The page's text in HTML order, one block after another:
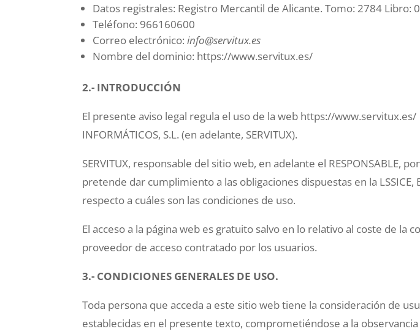
Datos registrales: Registro Mercantil de Alicante. Tomo: 2784 Libro:
Teléfono: 966160600
Correo electrónico:info@servitux.es
Nombre del dominio: https://www.servitux.es/
2.- INTRODUCCIÓN
El presente aviso legal regula el uso de la web https://www.servitux.es/
INFORMÁTICOS, S.L. (en adelante, SERVITUX).
SERVITUX, responsable del sitio web, en adelante el
pretende dar cumplimiento a las obligaciones dispuestas en la
respecto a cuáles son las condiciones de uso.
El acceso a la página web es gratuito salvo en lo relativo al coste de
proveedor de acceso contratado por los usuarios.
3.- CONDICIONES GENERALES DE USO.
Toda persona que acceda a este sitio web tiene la consideración de
establecidas en el presente texto, comprometiéndose a la